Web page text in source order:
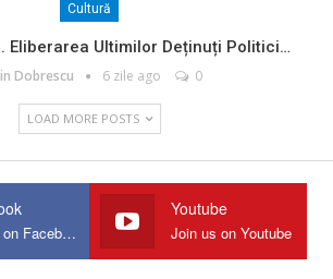
Cultură
Eliberarea Ultimilor Deținuți Politici…
Dobrescu 6 zile ago 0
LOAD MORE POSTS
Join us on Facebook
Youtube
Join us on Youtube